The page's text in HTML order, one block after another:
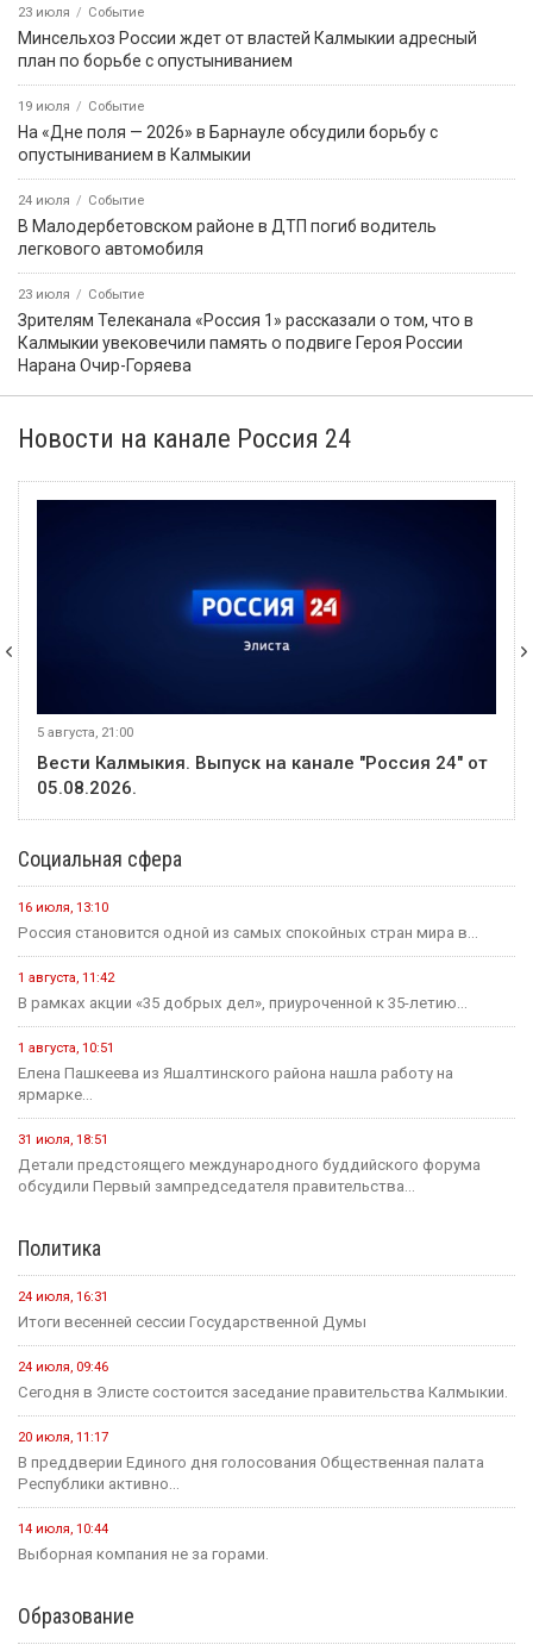
23 июля Событие
Минсельхоз России ждет от властей Калмыкии адресный
план по борьбе с опустыниванием
19 июля Событие
На «Дне поля — 2026» в Барнауле обсудили борьбу с
опустыниванием в Калмыкии
24 июля Событие
В Малодербетовском районе в ДТП погиб водитель
легкового автомобиля
23 июля Событие
Зрителям Телеканала «Россия 1» рассказали о том, что в
Калмыкии увековечили память о подвиге Героя России
Нарана Очир-Горяева
Новости на канале Россия 24
5 августа, 21:00
Вести Калмыкия. Выпуск на канале "Россия 24" от
05.08.2026.
Социальная сфера
16 июля, 13:10
Россия становится одной из самых спокойных стран мира в...
1 августа, 11:42
В рамках акции «35 добрых дел», приуроченной к 35-летию...
1 августа, 10:51
Елена Пашкеева из Яшалтинского района нашла работу на
ярмарке...
31 июля, 18:51
Детали предстоящего международного буддийского форума
обсудили Первый зампредседателя правительства...
Политика
24 июля, 16:31
Итоги весенней сессии Государственной Думы
24 июля, 09:46
Сегодня в Элисте состоится заседание правительства Калмыкии.
20 июля, 11:17
В преддверии Единого дня голосования Общественная палата
Республики активно...
14 июля, 10:44
Выборная компания не за горами.
Образование